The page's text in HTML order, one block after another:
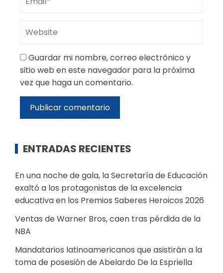
Guardar mi nombre, correo electrónico y
sitio web en este navegador para la próxima
vez que haga un comentario.
ENTRADAS RECIENTES
En una noche de gala, la Secretaría de Educación
exaltó a los protagonistas de la excelencia
educativa en los Premios Saberes Heroicos 2026
Ventas de Warner Bros, caen tras pérdida de la
NBA
Mandatarios latinoamericanos que asistirán a la
toma de posesión de Abelardo De la Espriella